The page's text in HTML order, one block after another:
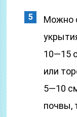
Можно
10—15
или
5—10
почвы,